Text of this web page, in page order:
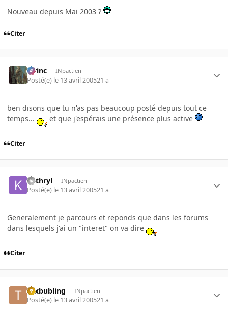
Nouveau depuis Mai 2003 ?
Citer
lorinc INpactien
Posté(e) le 13 avril 200521 a
ben disons que tu n'as pas beaucoup posté depuis tout ce
temps...
et que j'espérais une présence plus active
Citer
kathryl INpactien
Posté(e) le 13 avril 200521 a
Generalement je parcours et reponds que dans les forums
dans lesquels j'ai un "interet" on va dire
Citer
tuxbubling INpactien
Posté(e) le 13 avril 200521 a